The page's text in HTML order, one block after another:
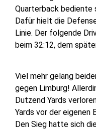
Quarterback bediente
Dafür hielt die
Linie. Der folgende
beim 32:12, dem
Viel mehr gelang
gegen Limburg!
Dutzend Yards
Yards vor der eigenen
Den Sieg hatte sich